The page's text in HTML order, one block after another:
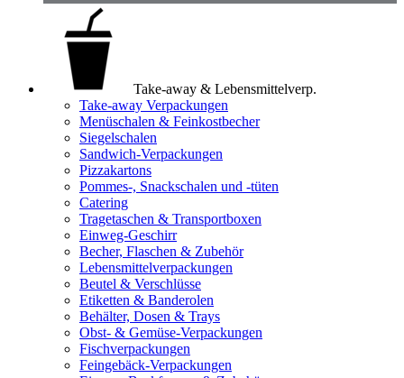
Take-away & Lebensmittelverp.
Take-away Verpackungen
Menüschalen & Feinkostbecher
Siegelschalen
Sandwich-Verpackungen
Pizzakartons
Pommes-, Snackschalen und -tüten
Catering
Tragetaschen & Transportboxen
Einweg-Geschirr
Becher, Flaschen & Zubehör
Lebensmittelverpackungen
Beutel & Verschlüsse
Etiketten & Banderolen
Behälter, Dosen & Trays
Obst- & Gemüse-Verpackungen
Fischverpackungen
Feingebäck-Verpackungen